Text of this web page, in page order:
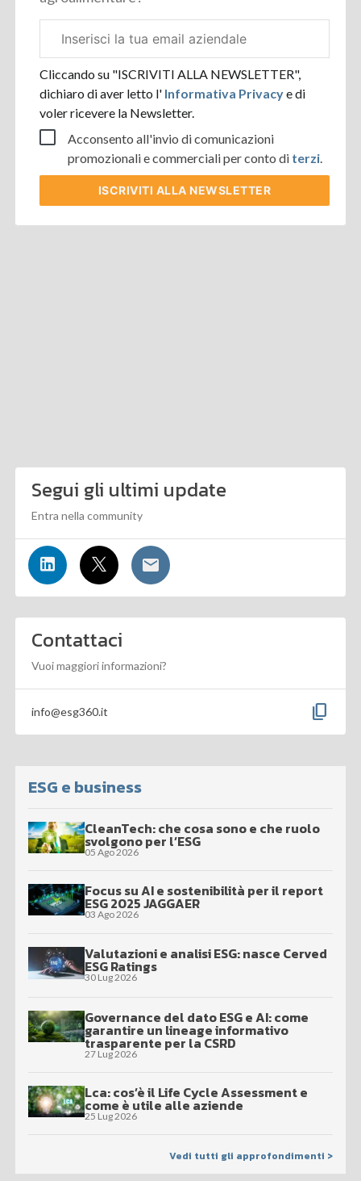
aziendale
Cliccando su "ISCRIVITI ALLA NEWSLETTER",
dichiaro di aver letto l' Informativa Privacye di
voler ricevere la Newsletter.
Acconsento all'invio di comunicazioni
promozionali e commerciali per conto di terzi.
ISCRIVITI ALLA NEWSLETTER
Segui gli ultimi update
Entra nella community
Contattaci
Vuoi maggiori informazioni?
info@esg360.it content_copy
ESG e business
CleanTech: che cosa sono e che ruolo
svolgono per l’ESG
05 Ago 2026
Focus su AI e sostenibilità per il report
ESG 2025 JAGGAER
03 Ago 2026
Valutazioni e analisi ESG: nasce Cerved
ESG Ratings
30 Lug 2026
Governance del dato ESG e AI: come
garantire un lineage informativo
trasparente per la CSRD
27 Lug 2026
Lca: cos’è il Life Cycle Assessment e
come è utile alle aziende
25 Lug 2026
Vedi tutti gli approfondimenti >